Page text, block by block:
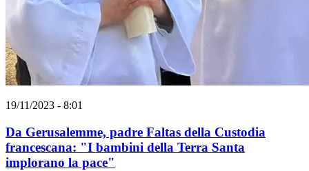
19/11/2023 - 8:01
Da Gerusalemme, padre Faltas della Custodia
francescana: "I bambini della Terra Santa
implorano la pace"